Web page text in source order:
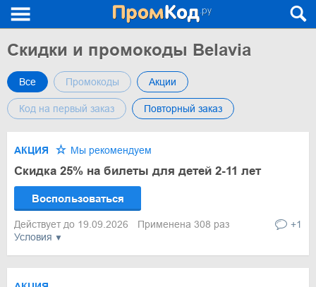
Скидки и промокоды Belavia
Все Промокоды Акции
Код на первый заказ Повторный заказ
Условия
АКЦИЯ Мы рекомендуем
Скидка 25% на билеты для детей 2-11 лет
Воспользоваться
Действует до 19.09.2026 Применена 308 раз +1